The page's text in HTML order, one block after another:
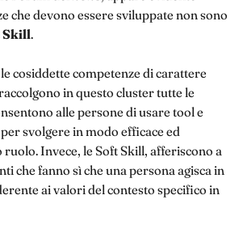
che devono essere sviluppate non sono
Skill.
cosiddette competenze di carattere
in questo cluster tutte le
alle persone di usare tool e
svolgere in modo efficace ed
Invece, le Soft Skill, afferiscono a
che fanno sì che una persona agisca in
ai valori del contesto specifico in